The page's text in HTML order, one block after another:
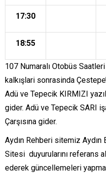
17:30
18:55
107 Numaralı Otobüs
kalkışlari sonrasinda
Adü ve Tepecik KIRMIZI
gider. Adü ve Tepecik SARI
Çarşısına gider.
Aydın Rehberi sitemiz Aydın
Sitesi duyurularını referans
ederek güncellemeleri